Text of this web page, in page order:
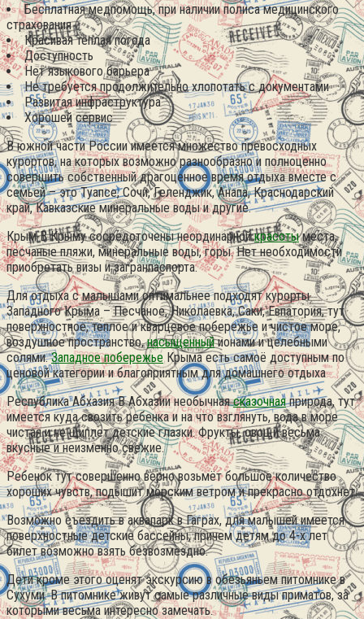
Бесплатная медпомощь, при наличии полиса медицинского
страхования
Красивая теплая погода
Доступность
Нет языкового барьера
Не требуется продолжительно хлопотать с документами
Развитая инфраструктура
Хорошей сервис
В южной части России имеется множество превосходных
курортов, на которых возможно разнообразно и полноценно
совершить собственный драгоценное время отдыха вместе с
семьей – это Туапсе, Сочи, Геленджик, Анапа, Краснодарский
край, Кавказские минеральные воды и другие.
Крым В Крыму сосредоточены неординарнойкрасотыместа,
песчаные пляжи, минеральные воды, горы. Нет необходимости
приобретать визы и загранпаспорта.
Для отдыха с малышами оптимальнее подходят курорты
Западного Крыма – Песчаное, Николаевка, Саки, Евпатория, тут
поверхностное, теплое и кварцевое побережье и чистое море,
воздушное пространство,насыщенныйионами и целебными
солями.Западное побережьеКрыма есть самоё доступным по
ценовой категории и благоприятным для домашнего отдыха
Республика Абхазия В Абхазии необычнаясказочнаяприрода, тут
имеется куда свозить ребенка и на что взглянуть, вода в море
чистая и не щиплет детские глазки. Фрукты, овощи весьма
вкусные и неизменно свежие.
Ребенок тут совершенно верно возьмёт большое количество
хороших чувств, подышит морским ветром и прекрасно отдохнет.
Возможно съездить в аквапарк в Гаграх, для малышей имеется
поверхностные детские бассейны, причем детям до 4-х лет
билет возможно взять безвозмездно.
Дети кроме этого оценят экскурсию в обезьяньем питомнике в
Сухуми. В питомнике живут самые различные виды приматов, за
которыми весьма интересно замечать.